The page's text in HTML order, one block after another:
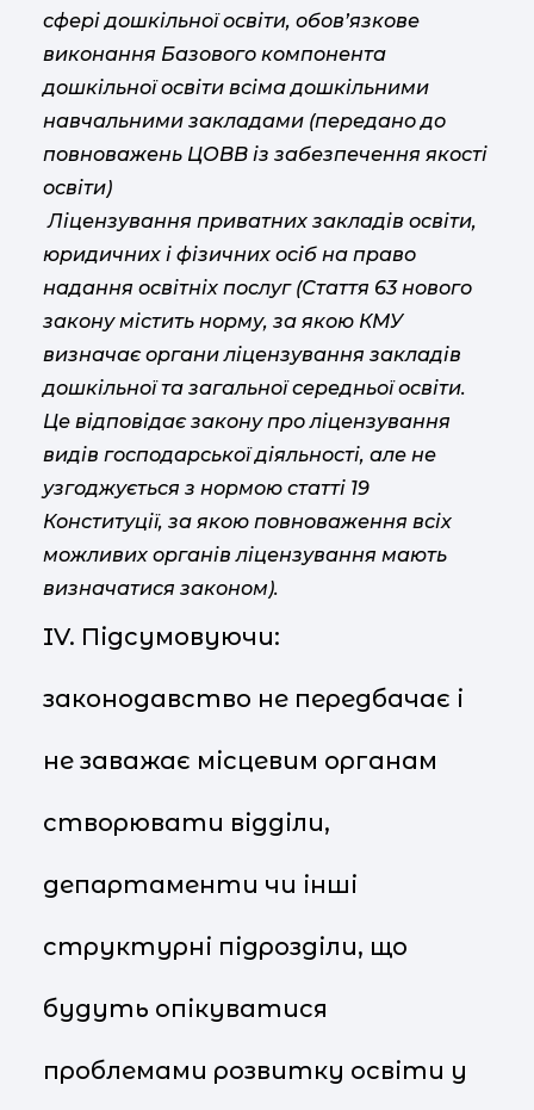
сфері дошкільної освіти, обов’язкове
виконання Базового компонента
дошкільної освіти всіма дошкільними
навчальними закладами (передано до
повноважень ЦОВВ із забезпечення якості
освіти)
Ліцензування приватних закладів освіти,
юридичних і фізичних осіб на право
надання освітніх послуг (Стаття 63 нового
закону містить норму, за якою КМУ
визначає органи ліцензування закладів
дошкільної та загальної середньої освіти.
Це відповідає закону про ліцензування
видів господарської діяльності, але не
узгоджується з нормою статті 19
Конституції, за якою повноваження всіх
можливих органів ліцензування мають
визначатися законом).
IV. Підсумовуючи:
законодавство не передбачає і
не заважає місцевим органам
створювати відділи,
департаменти чи інші
структурні підрозділи, що
будуть опікуватися
проблемами розвитку освіти у